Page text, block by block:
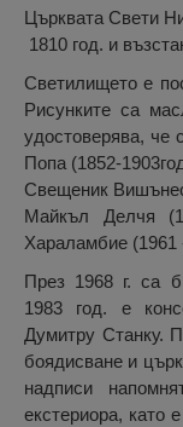
Църквата Свети
1810 год. и
Светилището е
Рисунките са
удостоверява, че
Попа (1852-
Свещеник
Майкъл Делчя
Хараламбие
През 1968 г. са
1983 год. е
Думитру Станку.
боядисване и
надписи
екстериора, като